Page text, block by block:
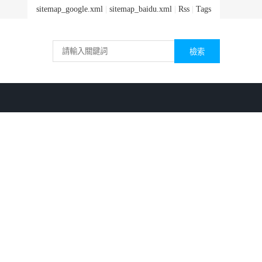
sitemap_google.xml sitemap_baidu.xml Rss Tags